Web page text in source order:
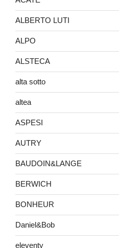
ALBERTO LUTI
ALPO
ALSTECA
alta sotto
altea
ASPESI
AUTRY
BAUDOIN&LANGE
BERWICH
BONHEUR
Daniel&Bob
eleventy